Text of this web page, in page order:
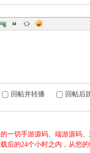
回帖并转播 回帖后
一切手游源码、端游源码
后的24个小时之内，从您